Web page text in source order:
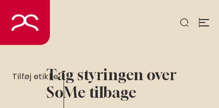
indhold
Tag styringen over
SoMe tilbage
Tilføj etikke